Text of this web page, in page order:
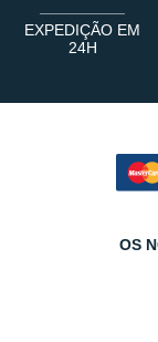
EXPEDIÇÃO EM
24H
OS